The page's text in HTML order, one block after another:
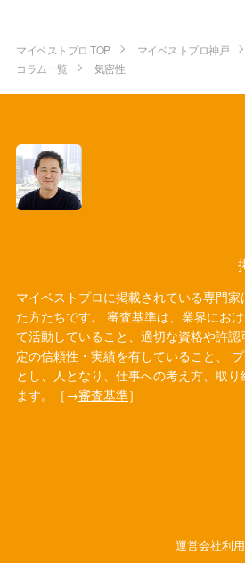
マイベストプロ TOP マイベストプロ神戸
コラム一覧
気密性
マイベストプロに掲載されている専門
た方たちです。 審査基準は、業界にお
て活動していること、適切な資格や許
定の信頼性・実績を有していること、
とし、人となり、仕事への考え方、取
ます。［→審査基準］
運営会社利